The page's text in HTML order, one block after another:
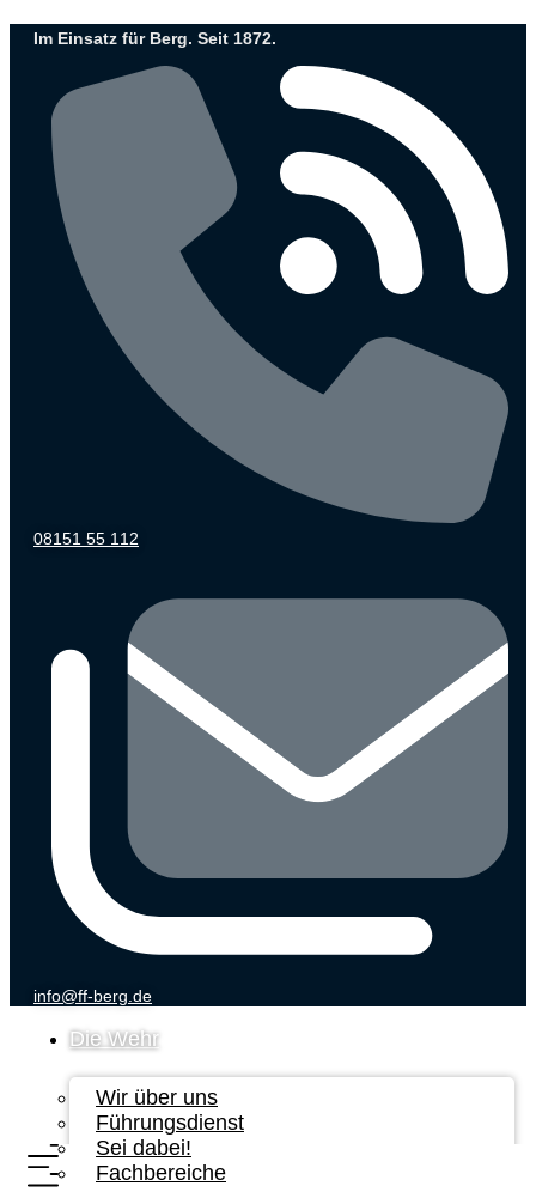
InhaltIm Einsatz für Berg. Seit 1872.
08151 55 112
info@ff-berg.de
Die Wehr
Wir über uns
Führungsdienst
Sei dabei!
Fachbereiche